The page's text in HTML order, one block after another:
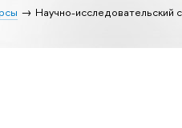
Научно-